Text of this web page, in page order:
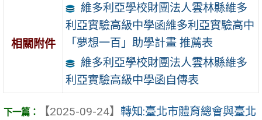
相關附件
維多利亞學校財團法人雲林縣維多
利亞實驗高級中學函維多利亞實驗高中
「夢想一百」助學計畫 推薦表
維多利亞學校財團法人雲林縣維多
利亞實驗高級中學函自傳表
【2025-09-24】 轉知:臺北市體育總會與臺北